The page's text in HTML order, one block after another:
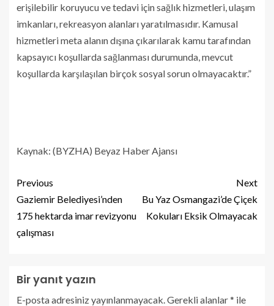
erişilebilir koruyucu ve tedavi için sağlık hizmetleri, ulaşım
imkanları, rekreasyon alanları yaratılmasıdır. Kamusal
hizmetleri meta alanın dışına çıkarılarak kamu tarafından
kapsayıcı koşullarda sağlanması durumunda, mevcut
koşullarda karşılaşılan birçok sosyal sorun olmayacaktır.”
Kaynak: (BYZHA) Beyaz Haber Ajansı
Previous
Gaziemir Belediyesi’nden
175 hektarda imar revizyonu
çalışması
Next
Bu Yaz Osmangazi’de Çiçek
Kokuları Eksik Olmayacak
Bir yanıt yazın
E-posta adresiniz yayınlanmayacak. Gerekli alanlar* ile